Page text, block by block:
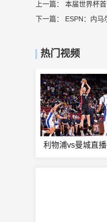
上一篇： 本届世界杯
下一篇： ESPN：内马
热门视频
利物浦vs曼城直